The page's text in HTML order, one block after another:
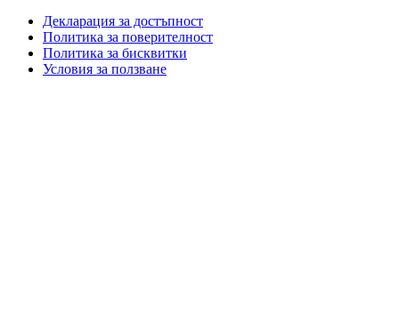
Декларация за достъпност
Политика за поверителност
Политика за бисквитки
Условия за ползване